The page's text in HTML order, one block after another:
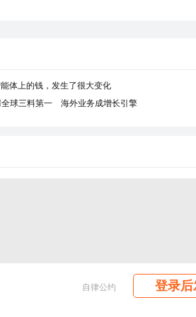
体上的钱，发生了很大变化
球三料第一 海外业务成增长引擎
自律公约 登录后